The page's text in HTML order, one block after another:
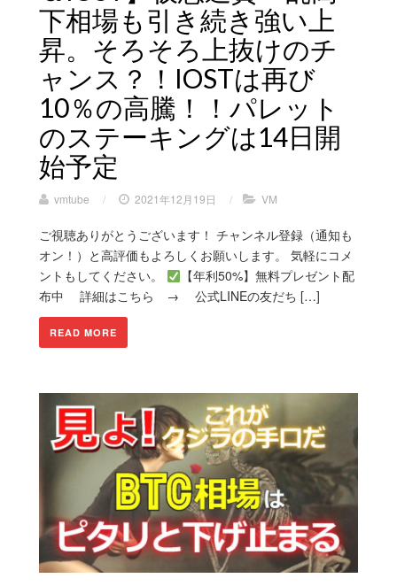
下相場も引き続き強い上
昇。そろそろ上抜けのチ
ャンス？！IOSTは再び
10％の高騰！！パレット
のステーキングは14日開
始予定
vmtube / 2021年12月19日 / VM
ご視聴ありがとうございます！ チャンネル登録（通知も
オン！）と高評価もよろしくお願いします。 気軽にコメ
ントもしてください。
【年利50%】無料プレゼント配
布中 詳細はこちら → 公式LINEの友だち […]
READ MORE